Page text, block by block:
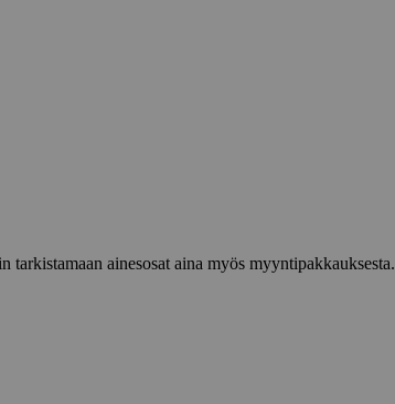
ainesosat aina myös myyntipakkauksesta.